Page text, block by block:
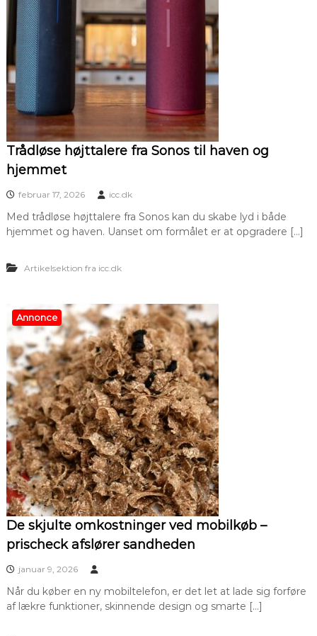
Trådløse højttalere fra Sonos til haven og
hjemmet
februar 17, 2026 icc.dk
Med trådløse højttalere fra Sonos kan du skabe lyd i både
hjemmet og haven. Uanset om formålet er at opgradere […]
Artikelsektion fra icc.dk
Annonce
De skjulte omkostninger ved mobilkøb –
prischeck afslører sandheden
januar 9, 2026
Når du køber en ny mobiltelefon, er det let at lade sig forføre
af lækre funktioner, skinnende design og smarte […]